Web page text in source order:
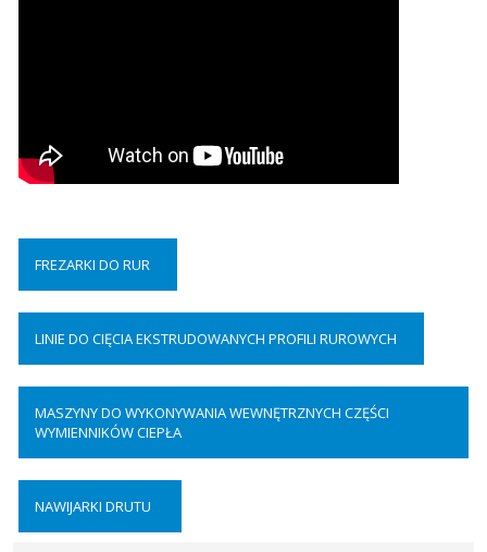
FREZARKI DO RUR
LINIE DO CIĘCIA EKSTRUDOWANYCH PROFILI RUROWYCH
MASZYNY DO WYKONYWANIA WEWNĘTRZNYCH CZĘŚCI
WYMIENNIKÓW CIEPŁA
NAWIJARKI DRUTU